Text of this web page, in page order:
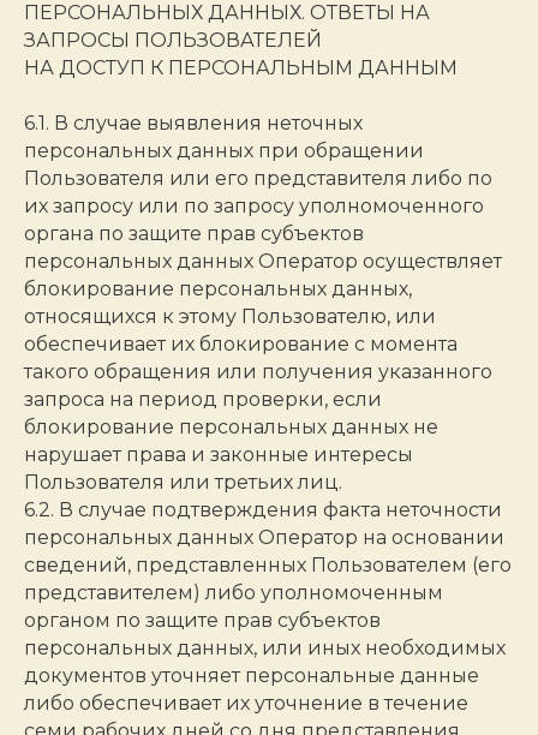
ПЕРСОНАЛЬНЫХ ДАННЫХ. ОТВЕТЫ НА
ЗАПРОСЫ ПОЛЬЗОВАТЕЛЕЙ
НА ДОСТУП К ПЕРСОНАЛЬНЫМ ДАННЫМ
6.1. В случае выявления неточных
персональных данных при обращении
Пользователя или его представителя либо по
их запросу или по запросу уполномоченного
органа по защите прав субъектов
персональных данных Оператор осуществляет
блокирование персональных данных,
относящихся к этому Пользователю, или
обеспечивает их блокирование с момента
такого обращения или получения указанного
запроса на период проверки, если
блокирование персональных данных не
нарушает права и законные интересы
Пользователя или третьих лиц.
6.2. В случае подтверждения факта неточности
персональных данных Оператор на основании
сведений, представленных Пользователем (его
представителем) либо уполномоченным
органом по защите прав субъектов
персональных данных, или иных необходимых
документов уточняет персональные данные
либо обеспечивает их уточнение в течение